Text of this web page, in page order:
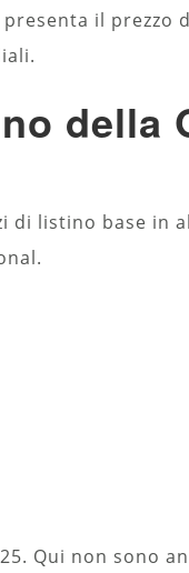
il prezzo
della
di listino base in
Qui non sono